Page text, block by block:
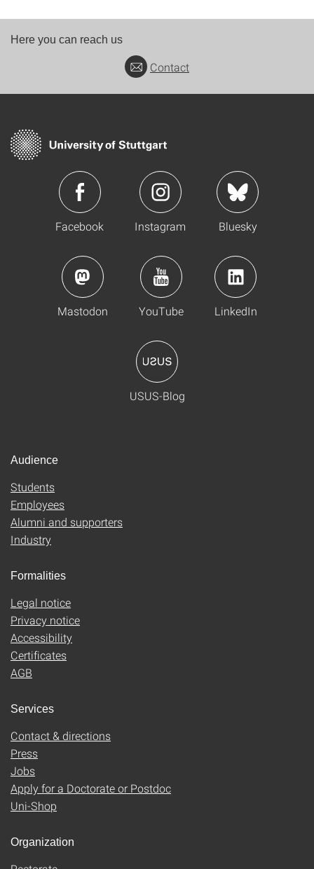
Here you can reach us
Contact
Facebook Instagram Bluesky
Mastodon YouTube LinkedIn
USUS-Blog
Audience
Students
Employees
Alumni and supporters
Industry
Formalities
Legal notice
Privacy notice
Accessibility
Certificates
AGB
Services
Contact & directions
Press
Jobs
Apply for a Doctorate or Postdoc
Uni-Shop
Organization